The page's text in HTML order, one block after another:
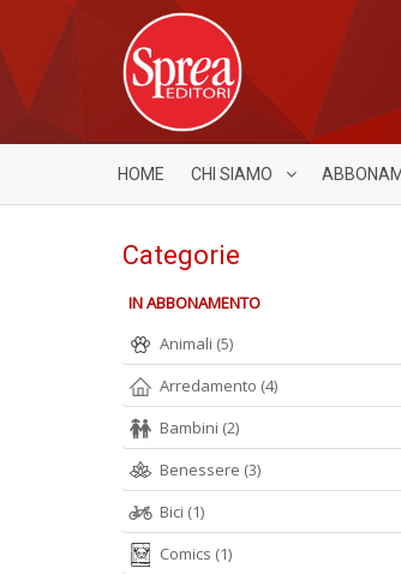
HOME CHI SIAMO
Categorie
IN ABBONAMENTO
Animali (5)
Arredamento (4)
Bambini (2)
Benessere (3)
Bici (1)
Comics (1)